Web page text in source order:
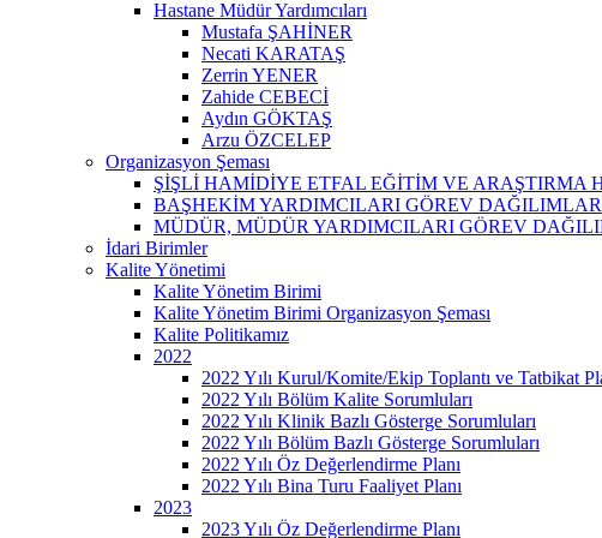
Hastane Müdür Yardımcıları
Mustafa ŞAHİNER
Necati KARATAŞ
Zerrin YENER
Zahide CEBECİ
Aydın GÖKTAŞ
Arzu ÖZCELEP
Organizasyon Şeması
ŞİŞLİ HAMİDİYE ETFAL EĞİTİM VE ARAŞTIRMA
BAŞHEKİM YARDIMCILARI GÖREV
MÜDÜR, MÜDÜR YARDIMCILARI GÖREV
İdari Birimler
Kalite Yönetimi
Kalite Yönetim Birimi
Kalite Yönetim Birimi Organizasyon Şeması
Kalite Politikamız
2022
2022 Yılı Kurul/Komite/Ekip Toplantı ve Tatbikat
2022 Yılı Bölüm Kalite Sorumluları
2022 Yılı Klinik Bazlı Gösterge Sorumluları
2022 Yılı Bölüm Bazlı Gösterge Sorumluları
2022 Yılı Öz Değerlendirme Planı
2022 Yılı Bina Turu Faaliyet Planı
2023
2023 Yılı Öz Değerlendirme Planı